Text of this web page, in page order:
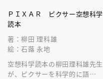
ＰＩＸＡＲ ピクサー空想科学
読本
著：柳田 理科雄
絵：石蕗 永地
空想科学読本の柳田理科雄先生
が、ピクサーを科学的に語